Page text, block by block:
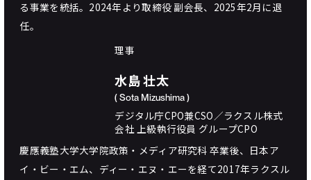
る事業を統括。2024年より取締役 副会長、2025年2月に退
任。
理事
水島 壮太
( Sota Mizushima )
デジタル庁CPO兼CSO／ラクスル株式
会社 上級執行役員 グループCPO
慶應義塾大学大学院政策・メディア研究科 卒業後、日本ア
イ・ビー・エム、ディー・エヌ・エーを経て2017年ラクスル